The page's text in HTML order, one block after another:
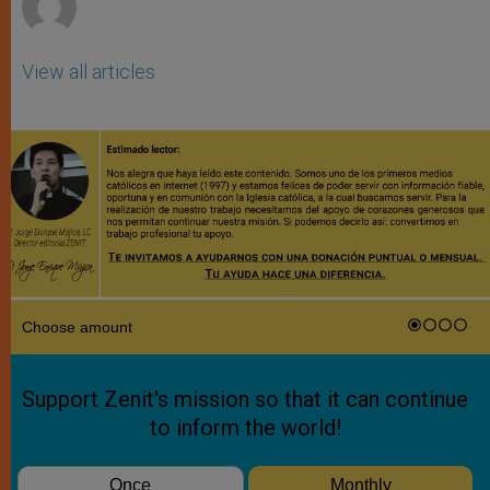
View all articles